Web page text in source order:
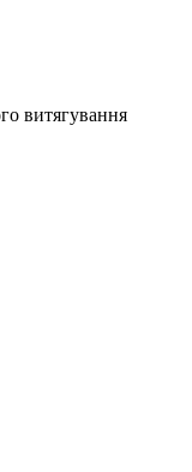
витягування